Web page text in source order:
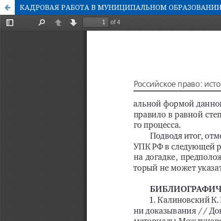
КАДРОВАЯ РАБОТА В МУНИЦИПАЛЬНОМ